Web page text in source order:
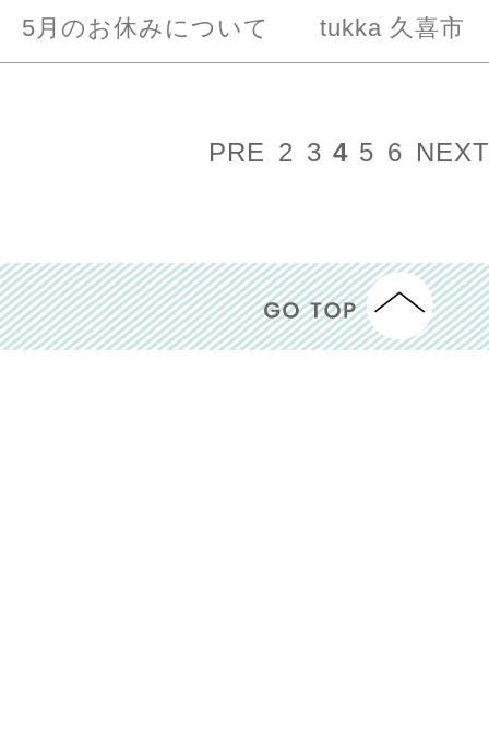
5月のお休みについて tukka 久喜市
PRE 2 3 4 5 6 NEXT